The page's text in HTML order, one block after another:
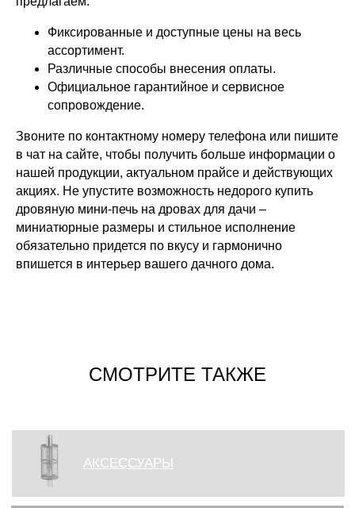
Фиксированные и доступные цены на весь
ассортимент.
Различные способы внесения оплаты.
Официальное гарантийное и сервисное
сопровождение.
Звоните по контактному номеру телефона или пишите
в чат на сайте, чтобы получить больше информации о
нашей продукции, актуальном прайсе и действующих
акциях. Не упустите возможность недорого купить
дровяную мини-печь на дровах для дачи –
миниатюрные размеры и стильное исполнение
обязательно придется по вкусу и гармонично
впишется в интерьер вашего дачного дома.
СМОТРИТЕ ТАКЖЕ
КАМНЕЙ
ОТОПИТЕЛЬНЫЕ ПЕЧИ
БАННЫЕ ПЕЧИ В КАМНЕ